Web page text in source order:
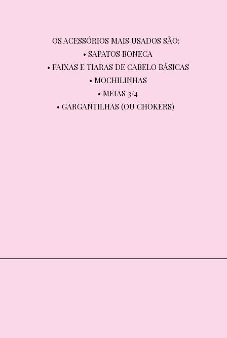
OS ACESSÓRIOS MAIS USADOS SÃO:
• SAPATOS BONECA
• FAIXAS E TIARAS DE CABELO BÁSICAS
• MOCHILINHAS
• MEIAS 3/4
• GARGANTILHAS (OU CHOKERS)
OS ACESSÓRIOS MAIS USADOS SÃO:
• SAPATOS BONECA
• FAIXAS E TIARAS DE CABELO BÁSICAS
• MOCHILINHAS
• MEIAS 3/4
• GARGANTILHAS (OU CHOKERS)